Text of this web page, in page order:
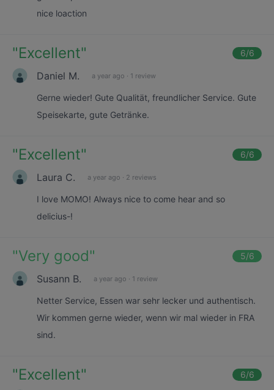
nice loaction
"Excellent" 6/6
Daniel M. a year ago · 1 review
Gerne wieder! Gute Qualität, freundlicher Service. Gute
Speisekarte, gute Getränke.
"Excellent" 6/6
Laura C. a year ago · 2 reviews
I love MOMO! Always nice to come hear and so
delicius-!
"Very good" 5/6
Susann B. a year ago · 1 review
Netter Service, Essen war sehr lecker und authentisch.
Wir kommen gerne wieder, wenn wir mal wieder in FRA
sind.
"Excellent" 6/6